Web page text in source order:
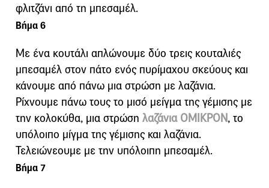
φλιτζάνι από τη μπεσαμέλ.
Βήμα 6
Με ένα κουτάλι απλώνουμε δύο τρεις κουταλιές
μπεσαμέλ στον πάτο ενός πυρίμαχου σκεύους και
κάνουμε από πάνω μια στρώση με λαζάνια.
Ρίχνουμε πάνω τους το μισό μείγμα της γέμισης με
την κολοκύθα, μια στρώση λαζάνια ΟΜΙΚΡΟΝ, το
υπόλοιπο μίγμα της γέμισης και λαζάνια.
Τελειώνεουμε με την υπόλοιπη μπεσαμέλ.
Βήμα 7